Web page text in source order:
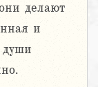
делают
и